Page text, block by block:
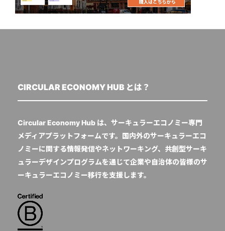
CIRCULAR ECONOMY HUB とは？
Circular Economy Hub は、サーキュラーエコノミー専門
メディアプラットフォームです。国内外のサーキュラーエコ
ノミーに関する情報発信やネットワーキング、共創型サーキ
ュラーデザインプログラムを通じて企業や自治体の皆様のサ
ーキュラーエコノミー移行を支援します。